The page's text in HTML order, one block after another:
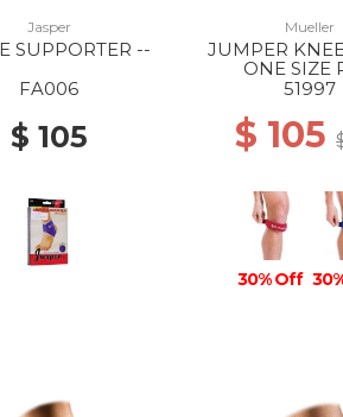
Jasper
SUPPORTER --
FA006
$ 105
Mueller
JUMPER
ONE SIZE
51997
$ 105
30% Off